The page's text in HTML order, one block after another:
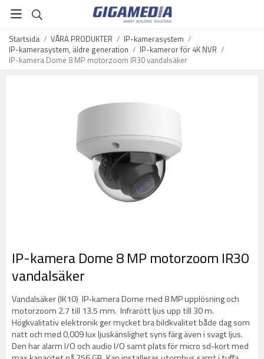
Startsida / VÅRA PRODUKTER / IP-kamerasystem /
IP-kamerasystem, äldre generation / IP-kameror för 4K NVR /
IP-kamera Dome 8 MP motorzoom IR30 vandalsäker
IP-kamera Dome 8 MP motorzoom IR30
vandalsäker
Vandalsäker (IK10) IP-kamera Dome med 8 MP upplösning och
motorzoom 2.7 till 13.5 mm. Infrarött ljus upp till 30 m.
Högkvalitativ elektronik ger mycket bra bildkvalitet både dag som
natt och med 0,009 lux ljuskänslighet syns färg även i svagt ljus.
Den har alarm I/O och audio I/O samt plats för micro sd-kort med